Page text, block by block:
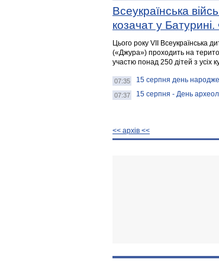
Всеукраїнська
козачат у
Цього року VII Всеукраїнська
(«Джура») проходить на
участю понад 250 дітей з усіх
07:35 15 серпня день
07:37 15 серпня - День
<< архiв <<